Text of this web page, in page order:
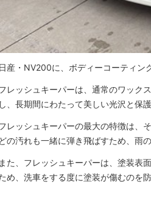
日産・NV200に、ボディーコーティン
レッシュキーパーは、通常のワック
し、長期間にわたって美しい光沢と保
レッシュキーパーの最大の特徴は、
どの汚れも一緒に弾き飛ばすため、雨
また、フレッシュキーパーは、塗装表
め、洗車をする度に塗装が傷むのを